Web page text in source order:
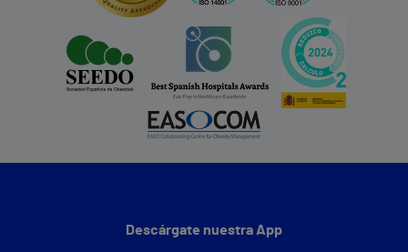
Descárgate nuestra App